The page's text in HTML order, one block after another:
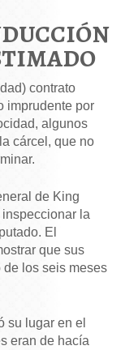
contrato
imprudente por
algunos
cárcel, que no
de King
la
El
que sus
los seis meses
su lugar en el
eran de hacía